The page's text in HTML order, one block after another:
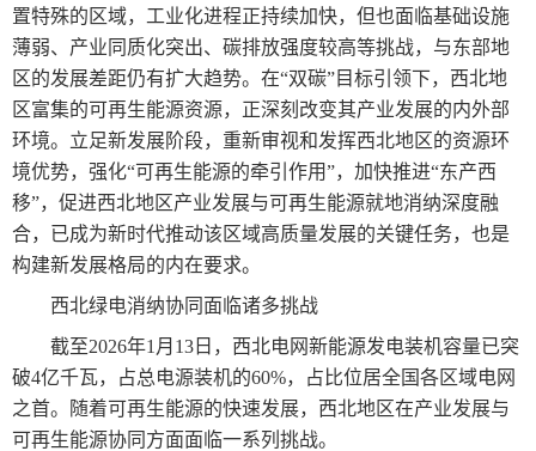
置特殊的区域，工业化进程正持续加快，但也面临基础设施
薄弱、产业同质化突出、碳排放强度较高等挑战，与东部地
区的发展差距仍有扩大趋势。在“双碳”目标引领下，西北地
区富集的可再生能源资源，正深刻改变其产业发展的内外部
环境。立足新发展阶段，重新审视和发挥西北地区的资源环
境优势，强化“可再生能源的牵引作用”，加快推进“东产西
移”，促进西北地区产业发展与可再生能源就地消纳深度融
合，已成为新时代推动该区域高质量发展的关键任务，也是
构建新发展格局的内在要求。
西北绿电消纳协同面临诸多挑战
截至2026年1月13日，西北电网新能源发电装机容量已突
破4亿千瓦，占总电源装机的60%，占比位居全国各区域电网
之首。随着可再生能源的快速发展，西北地区在产业发展与
可再生能源协同方面面临一系列挑战。